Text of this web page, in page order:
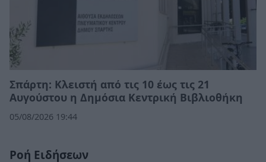
Σπάρτη: Κλειστή από τις 10 έως τις 21
Αυγούστου η Δημόσια Κεντρική Βιβλιοθήκη
05/08/2026 19:44
Ροή Ειδήσεων